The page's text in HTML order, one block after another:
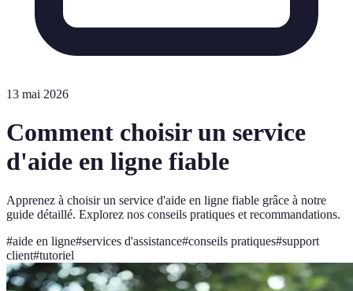
13 mai 2026
Comment choisir un service
d'aide en ligne fiable
Apprenez à choisir un service d'aide en ligne fiable grâce à notre
guide détaillé. Explorez nos conseils pratiques et recommandations.
#aide en ligne#services d'assistance#conseils pratiques#support
client#tutoriel